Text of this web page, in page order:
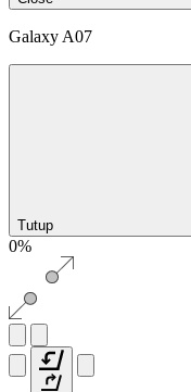
Galaxy A07
Tutup
0%